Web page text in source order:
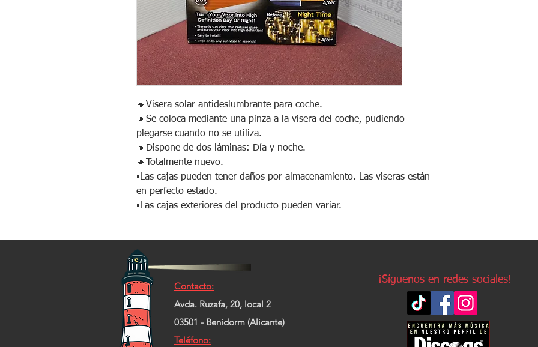
🔸️Visera solar antideslumbrante para coche.
🔸️Se coloca mediante una pinza a la visera del coche, pudiendo
plegarse cuando no se utiliza.
🔸️Dispone de dos láminas: Día y noche.
🔸️Totalmente nuevo.
▪️Las cajas pueden tener daños por almacenamiento. Las viseras están
en perfecto estado.
▪️Las cajas exteriores del producto pueden variar.
Contacto:
Avda. Ruzafa, 20, local 2
03501 - Benidorm (Alicante)
Teléfono:
¡Síguenos en redes sociales!